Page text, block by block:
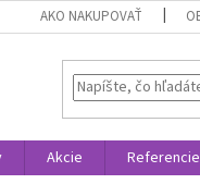
AKO NAKUPOVAŤ
Akcie Referencie